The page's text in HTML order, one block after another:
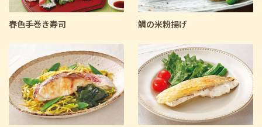
春色手巻き寿司 鯛の米粉揚げ